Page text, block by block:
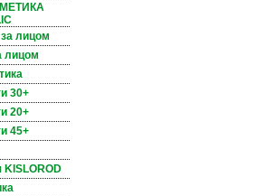
лицом
лицом
30+
20+
45+
KISLOROD